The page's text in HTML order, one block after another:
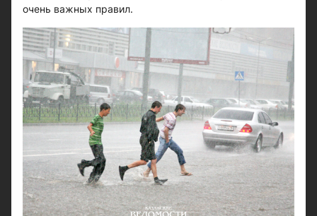
очень важных правил.